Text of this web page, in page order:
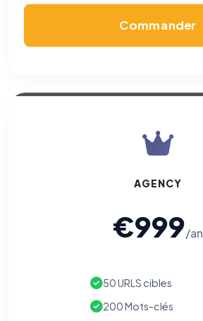
Commander
AGENCY
€999/an
50 URLS cibles
200 Mots-clés